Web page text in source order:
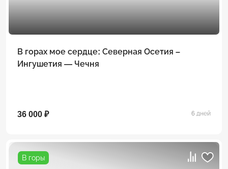
В горах мое сердце: Северная Осетия –
Ингушетия — Чечня
36 000 ₽ 6 дней
В горы